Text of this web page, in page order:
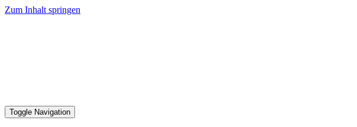
Zum Inhalt springen
Toggle Navigation